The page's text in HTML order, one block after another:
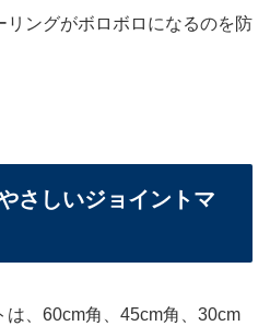
リングがボロボロになるのを防
さしいジョイントマ
、60cm角、45cm角、30cm